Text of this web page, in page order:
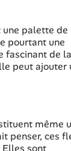
palette de
pourtant une
fascinant de
peut ajouter
même
penser, ces
sont